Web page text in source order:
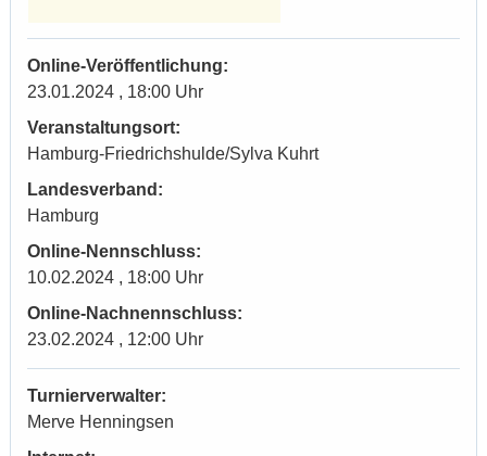
Online-Veröffentlichung:
23.01.2024 , 18:00 Uhr
Veranstaltungsort:
Hamburg-Friedrichshulde/Sylva Kuhrt
Landesverband:
Hamburg
Online-Nennschluss:
10.02.2024 , 18:00 Uhr
Online-Nachnennschluss:
23.02.2024 , 12:00 Uhr
Turnierverwalter:
Merve Henningsen